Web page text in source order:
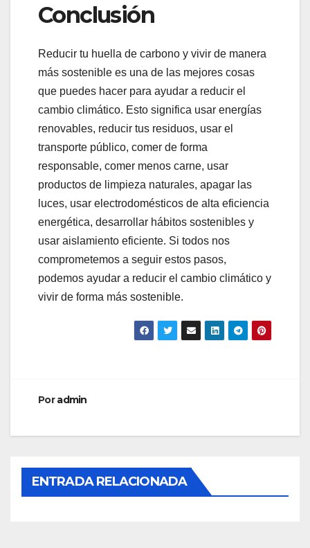
Conclusión
Reducir tu huella de carbono y vivir de manera
más sostenible es una de las mejores cosas
que puedes hacer para ayudar a reducir el
cambio climático. Esto significa usar energías
renovables, reducir tus residuos, usar el
transporte público, comer de forma
responsable, comer menos carne, usar
productos de limpieza naturales, apagar las
luces, usar electrodomésticos de alta eficiencia
energética, desarrollar hábitos sostenibles y
usar aislamiento eficiente. Si todos nos
comprometemos a seguir estos pasos,
podemos ayudar a reducir el cambio climático y
vivir de forma más sostenible.
Poradmin
ENTRADA RELACIONADA